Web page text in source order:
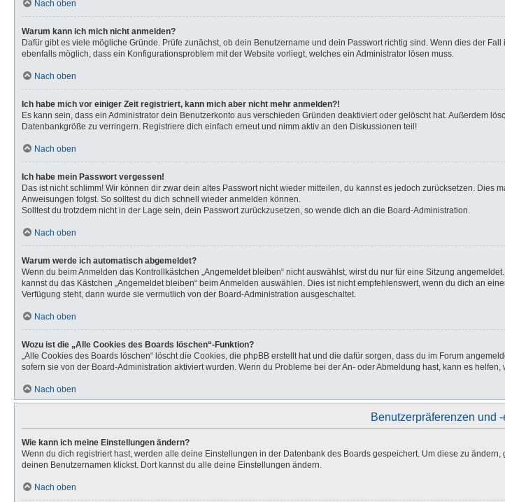
Nach oben
Warum kann ich mich nicht anmelden?
Dafür gibt es viele mögliche Gründe. Prüfe zunächst, ob dein Benutzername und dein Passwort richtig sind. Wenn dies der
ebenfalls möglich, dass ein Konfigurationsproblem mit der Website vorliegt, welches ein Administrator lösen muss.
Nach oben
Ich habe mich vor einiger Zeit registriert, kann mich aber nicht mehr anmelden?!
Es kann sein, dass ein Administrator dein Benutzerkonto aus verschieden Gründen deaktiviert oder gelöscht hat. Außerdem
Datenbankgröße zu verringern. Registriere dich einfach erneut und nimm aktiv an den Diskussionen teil!
Nach oben
Ich habe mein Passwort vergessen!
Das ist nicht schlimm! Wir können dir zwar dein altes Passwort nicht wieder mitteilen, du kannst es jedoch zurücksetzen. Dies
Anweisungen folgst. So solltest du dich schnell wieder anmelden können.
Solltest du trotzdem nicht in der Lage sein, dein Passwort zurückzusetzen, so wende dich an die Board-Administration.
Nach oben
Warum werde ich automatisch abgemeldet?
Wenn du beim Anmelden das Kontrollkästchen „Angemeldet bleiben“ nicht auswählst, wirst du nur für eine Sitzung
kannst du das Kästchen „Angemeldet bleiben“ beim Anmelden auswählen. Dies ist nicht empfehlenswert, wenn du dich an
Verfügung steht, dann wurde sie vermutlich von der Board-Administration ausgeschaltet.
Nach oben
Wozu ist die „Alle Cookies des Boards löschen“-Funktion?
„Alle Cookies des Boards löschen“ löscht die Cookies, die phpBB erstellt hat und die dafür sorgen, dass du im Forum
sofern sie von der Board-Administration aktiviert wurden. Wenn du Probleme bei der An- oder Abmeldung hast, kann es helfen,
Nach oben
Benutzerpräferenzen und
Wie kann ich meine Einstellungen ändern?
Wenn du dich registriert hast, werden alle deine Einstellungen in der Datenbank des Boards gespeichert. Um diese zu
deinen Benutzernamen klickst. Dort kannst du alle deine Einstellungen ändern.
Nach oben